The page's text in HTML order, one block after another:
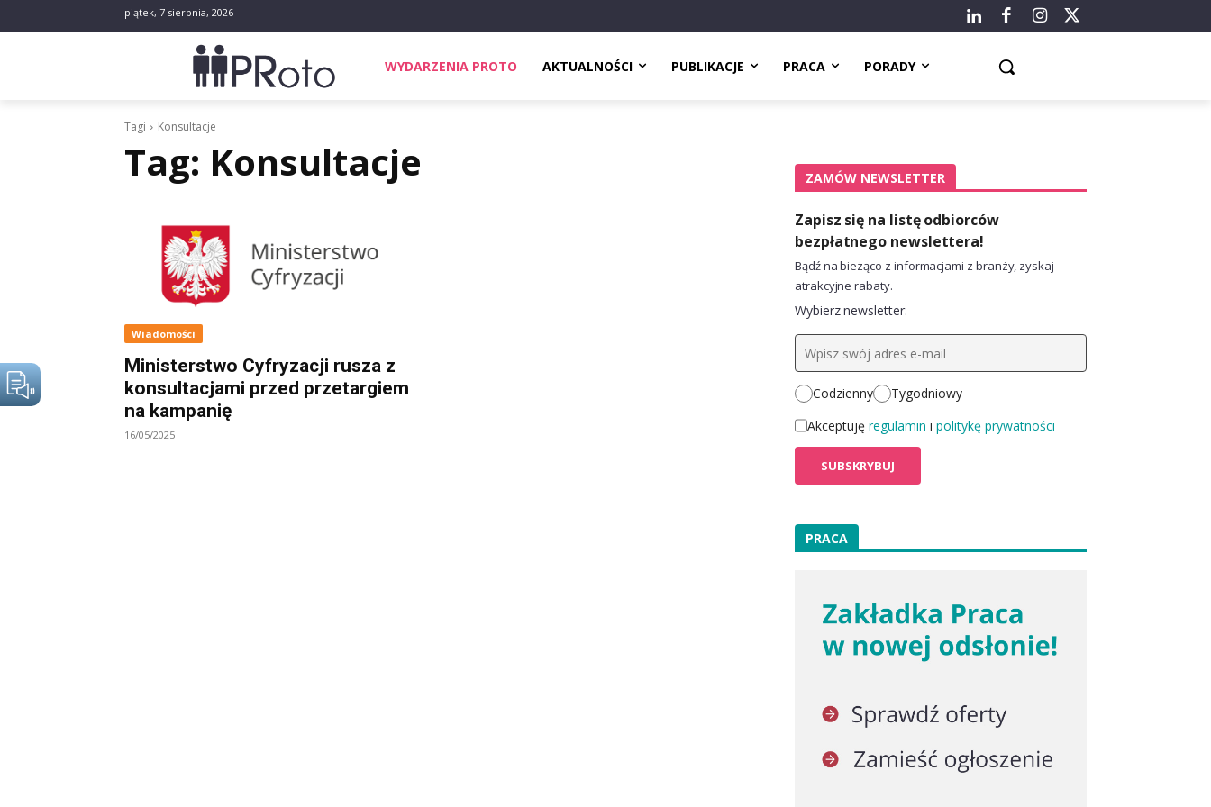
piątek, 7 sierpnia, 2026
WYDARZENIA PROTO AKTUALNOŚCI PUBLIKACJE PRACA PORADY
Tagi Konsultacje
Tag: Konsultacje
Wiadomości
Ministerstwo Cyfryzacji rusza z
konsultacjami przed przetargiem
na kampanię
16/05/2025
ZAMÓW NEWSLETTER
Zapisz się na listę odbiorców
bezpłatnego newslettera!
Bądź na bieżąco z informacjami z branży, zyskaj
atrakcyjne rabaty.
Wybierz newsletter:
Codzienny
Tygodniowy
Akceptuję regulamin i politykę prywatności
PRACA